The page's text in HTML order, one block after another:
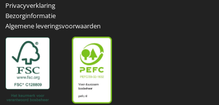
Privacyverklaring
Bezorginformatie
Algemene leveringsvoorwaarden